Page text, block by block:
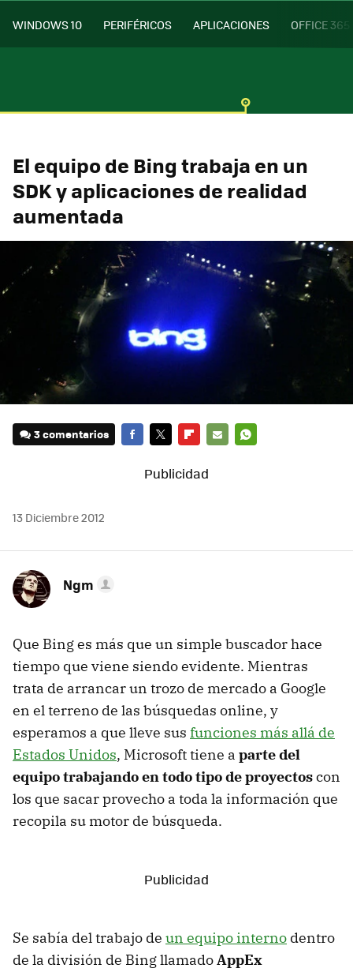
WINDOWS 10 PERIFÉRICOS APLICACIONES OFFICE 365
El equipo de Bing trabaja en un
SDK y aplicaciones de realidad
aumentada
3 comentarios
MAIL
13 Diciembre 2012
Ngm
Que Bing es más que un simple buscador hace
tiempo que viene siendo evidente. Mientras
trata de arrancar un trozo de mercado a Google
en el terreno de las búsquedas online, y
esperamos a que lleve sus funciones más allá de
Estados Unidos, Microsoft tiene a parte del
equipo trabajando en todo tipo de proyectoscon
los que sacar provecho a toda la información que
recopila su motor de búsqueda.
Se sabía del trabajo de un equipo interno dentro
de la división de Bing llamadoAppEx